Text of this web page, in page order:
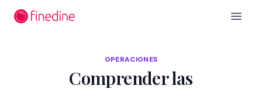
Open
OPERACIONES
Comprender las